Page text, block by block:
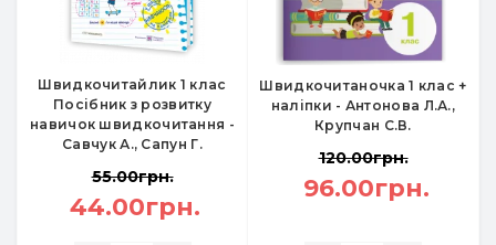
Швидкочитайлик 1 клас
Посібник з розвитку
навичок швидкочитання -
Савчук А., Сапун Г.
55.00грн.
44.00грн.
Швидкочитаночка 1 клас +
наліпки - Антонова Л.А.,
Крупчан С.В.
120.00грн.
96.00грн.